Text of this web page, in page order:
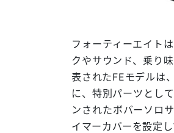
フォーティーエイト
クやサウンド、乗り
表されたFEモデルは
に、特別パーツとし
ンされたボバーソロ
イマーカバーを設定し